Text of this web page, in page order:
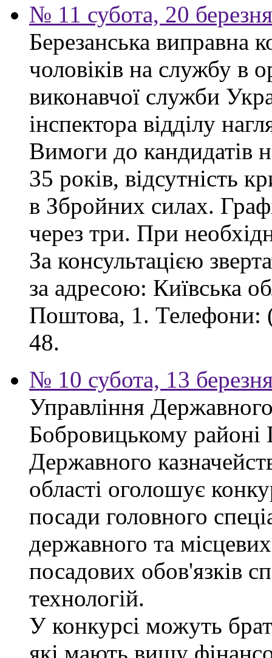
№ 11 субота, 20
Березанська виправна
чоловіків на службу в
виконавчої служби
інспектора відділу
Вимоги до кандидатів
35 років, відсутність
в Збройних силах.
через три. При
За консультацією
за адресою: Київська
Поштова, 1. Телефони:
48.
№ 10 субота, 13
Управління
Бобровицькому районі
Державного
області оголошує
посади головного
державного та
посадових обов'язків
технологій.
У конкурсі можуть
які мають вищу